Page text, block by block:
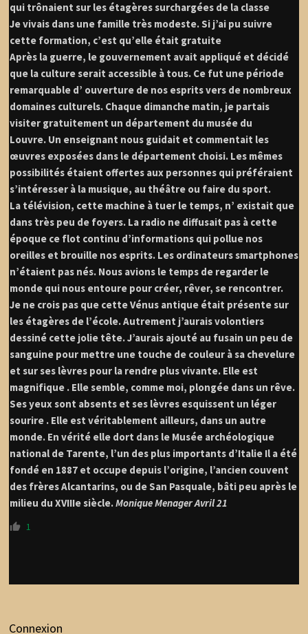
qui trônaient sur les étagères surchargées de la classe
Je vivais dans une famille très modeste. Si j’ai pu suivre
cette formation, c’est qu’elle était gratuite
Après la guerre, le gouvernement avait appliqué et décidé
que la culture serait accessible à tous. Ce fut une période
remarquable d’ ouverture de nos esprits vers de nombreux
domaines culturels. Chaque dimanche matin, je partais
visiter gratuitement un département du musée du
Louvre. Un enseignant nous guidait et commentait les
œuvres exposées dans le département choisi. Les mêmes
possibilités étaient offertes aux personnes qui préféraient
s’intéresser à la musique, au théâtre ou faire du sport.
La télévision, cette machine à tuer le temps, n’ existait que
dans très peu de foyers. La radio ne diffusait pas à cette
époque ce flot continu d’informations qui pollue nos
oreilles et brouille nos esprits. Les ordinateurs smartphones
n’étaient pas nés. Nous avions le temps de regarder le
monde qui nous entoure pour créer, rêver, se rencontrer.
Je ne crois pas que cette Vénus antique était présente sur
les étagères de l’école. Autrement j’aurais volontiers
dessiné cette jolie tête. J’aurais ajouté au fusain un peu de
sanguine pour mettre une touche de couleur à sa chevelure
et sur ses lèvres pour la rendre plus vivante. Elle est
magnifique . Elle semble, comme moi, plongée dans un rêve.
Ses yeux sont absents et ses lèvres esquissent un léger
sourire . Elle est véritablement ailleurs, dans un autre
monde. En vérité elle dort dans le Musée archéologique
national de Tarente, l’un des plus importants d’Italie Il a été
fondé en 1887 et occupe depuis l’origine, l’ancien couvent
des frères Alcantarins, ou de San Pasquale, bâti peu après le
milieu du XVIIIe siècle.Monique Menager Avril 21
1
Connexion